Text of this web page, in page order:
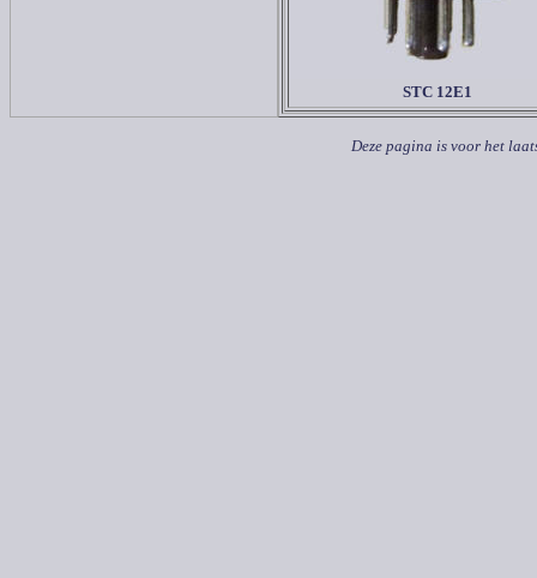
STC 12E1
Deze pagina is voor het